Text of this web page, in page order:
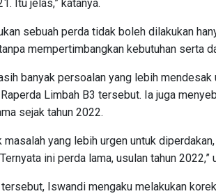
Itu jelas,” katanya.
sebuah perda tidak boleh dilakukan
mempertimbangkan kebutuhan serta
banyak persoalan yang lebih mendesak
Limbah B3 tersebut. Ia juga
sejak tahun 2022.
masalah yang lebih urgen untuk
ini perda lama, usulan tahun 2022,”
tersebut, Iswandi mengaku melakukan